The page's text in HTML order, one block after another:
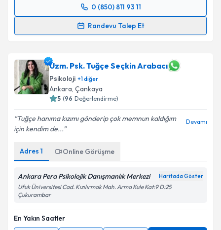
0 (850) 811 93 11
Randevu Talep Et
Randevu Takvimi Talebi
hazırlandığında e-posta ile bilgilendireceğiz.
E-posta Adresiniz
Kişisel verilerimin işlenmesine ilişkin
kapsamda işlenmesini kabul ediyorum.
Takvim Talebini Gönder
Uzm. Psk. Tuğçe Seçkin Arabacı
Psikoloji +1diğer
Ankara, Çankaya
5 (96 Değerlendirme)
Tuğçe hanıma kızımı gönderip çok memnun kaldığım
için kendim de...
Devamı
Adres 1 Online Görüşme
Ankara Pera Psikolojik Danışmanlık Merkezi Haritada Göster
Ufuk Üniversitesi Cad. Kızılırmak Mah. Arma Kule Kat:9 D:25
Çukurambar
En Yakın Saatler